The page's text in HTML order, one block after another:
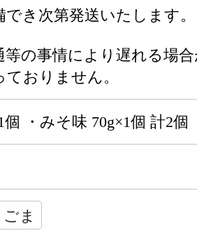
き次第発送いたします。
の事情により遅れる場合
おりません。
個 ・みそ味 70g×1個 計2個
ごま